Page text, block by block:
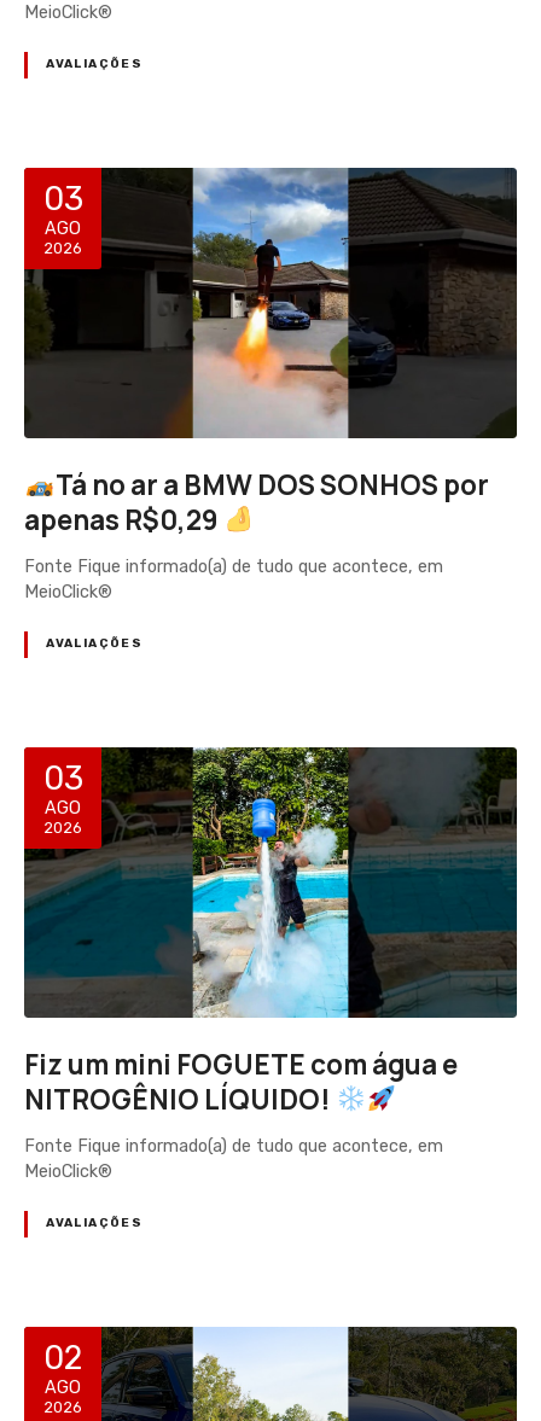
MeioClick®
AVALIAÇÕES
03
AGO
2026
Tá no ar a BMW DOS SONHOS por
apenas R$0,29
Fonte Fique informado(a) de tudo que acontece, em
MeioClick®
AVALIAÇÕES
03
AGO
2026
Fiz um mini FOGUETE com água e
NITROGÊNIO LÍQUIDO!
Fonte Fique informado(a) de tudo que acontece, em
MeioClick®
AVALIAÇÕES
02
AGO
2026